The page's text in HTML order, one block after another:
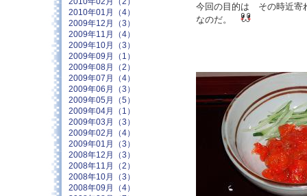
今回の目的は その時近寄
なのだ。
2010年01月（4）
2009年12月（3）
2009年11月（4）
2009年10月（3）
2009年09月（1）
2009年08月（2）
2009年07月（4）
2009年06月（3）
2009年05月（5）
2009年04月（1）
2009年03月（3）
2009年02月（4）
2009年01月（3）
2008年12月（3）
2008年11月（2）
2008年10月（3）
2008年09月（4）